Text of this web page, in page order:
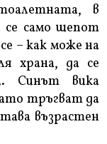
в
само шепот
– как може на
храна, да се
Синът вика
тръгват да
възрастен